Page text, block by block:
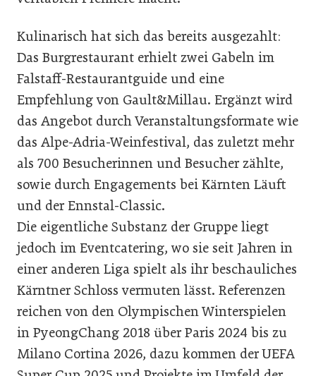
Kulinarisch hat sich das bereits ausgezahlt:
Das Burgrestaurant erhielt zwei Gabeln im
Falstaff-Restaurantguide und eine
Empfehlung von Gault&Millau. Ergänzt wird
das Angebot durch Veranstaltungsformate wie
das Alpe-Adria-Weinfestival, das zuletzt mehr
als 700 Besucherinnen und Besucher zählte,
sowie durch Engagements bei Kärnten Läuft
und der Ennstal-Classic.
Die eigentliche Substanz der Gruppe liegt
jedoch im Eventcatering, wo sie seit Jahren in
einer anderen Liga spielt als ihr beschauliches
Kärntner Schloss vermuten lässt. Referenzen
reichen von den Olympischen Winterspielen
in PyeongChang 2018 über Paris 2024 bis zu
Milano Cortina 2026, dazu kommen der UEFA